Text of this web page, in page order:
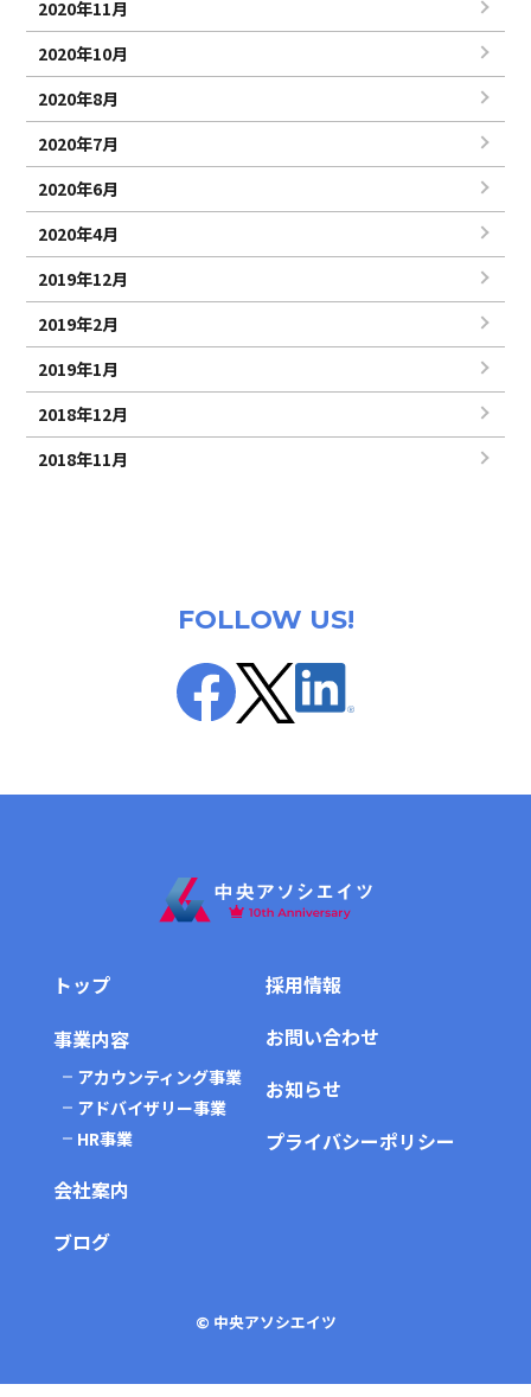
2020年11月
2020年10月
2020年8月
2020年7月
2020年6月
2020年4月
2019年12月
2019年2月
2019年1月
2018年12月
2018年11月
FOLLOW US!
トップ
事業内容
アカウンティング事業
アドバイザリー事業
HR事業
会社案内
ブログ
採用情報
お問い合わせ
お知らせ
プライバシーポリシー
© 中央アソシエイツ